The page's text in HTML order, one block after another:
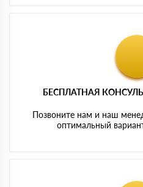
БЕСПЛАТНАЯ
Позвоните нам и наш
оптимальный